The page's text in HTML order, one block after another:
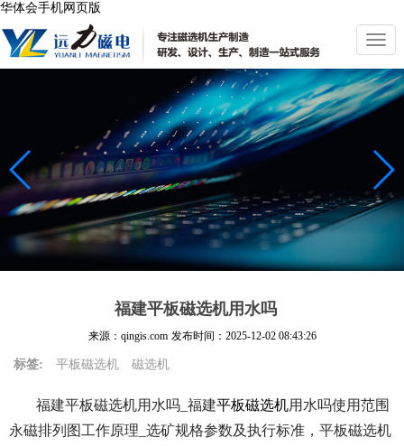
华体会手机网页版
切
换
导
航
福建平板磁选机用水吗
来源：qingis.com 发布时间： 2025-12-02 08:43:26
标签: 平板磁选机 磁选机
福建平板磁选机用水吗_福建平板磁选机用水吗使用范围
永磁排列图工作原理_选矿规格参数及执行标准，平板磁选机